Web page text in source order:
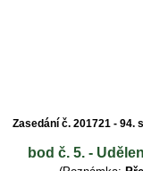
Zasedání č. 201721 - 94.
bod č. 5. -